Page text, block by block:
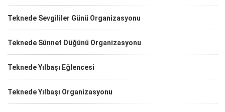
Teknede Sevgililer Günü Organizasyonu
Teknede Sünnet Düğünü Organizasyonu
Teknede Yılbaşı Eğlencesi
Teknede Yılbaşı Organizasyonu